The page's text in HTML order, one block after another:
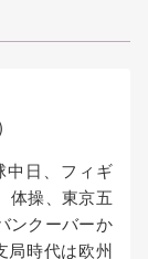
中日、フィギ
体操、東京五
ンクーバーか
局時代は欧州